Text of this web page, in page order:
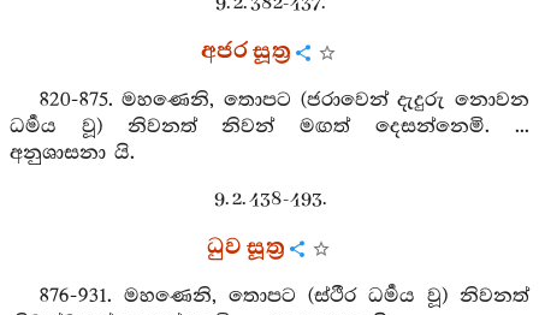
අජර සූත්‍ර
820-875. මහණෙනි, තොපට (ජරාවෙන් දැදුරු නොවන
ධර්‍මය වූ) නිවනත් නිවන් මඟත් දෙසන්නෙමි. ...
අනුශාසනා යි.
9. 2. 438-493.
ධුව සූත්‍ර
876-931. මහණෙනි, තොපට (ස්ථීර ධර්‍මය වූ) නිවනත්